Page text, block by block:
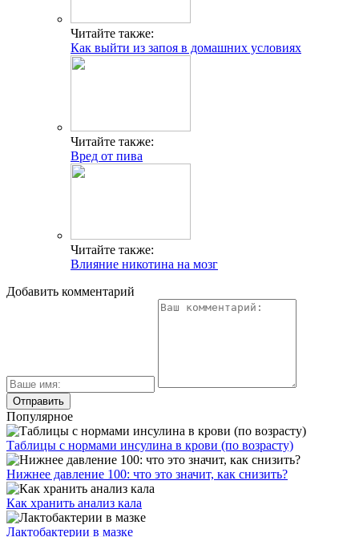
Читайте также:
Как выйти из запоя в домашних условиях
Читайте также:
Вред от пива
Читайте также:
Влияние никотина на мозг
Добавить комментарий
Популярное
Таблицы с нормами инсулина в крови (по возрасту)
Нижнее давление 100: что это значит, как снизить?
Как хранить анализ кала
Лактобактерии в мазке